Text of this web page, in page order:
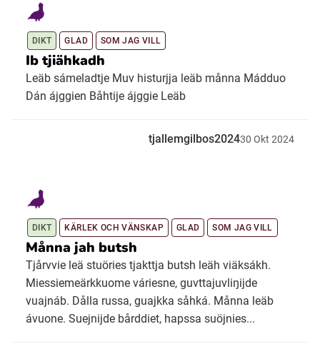
DIKT GLAD SOM JAG VILL
Ib tjiähkadh
Leäb sámeladtje Muv histurjja leäb månna Mádduo
Dán ájggien Båhtije ájggie Leäb
tjallemgilbos202430 Okt 2024
DIKT KÄRLEK OCH VÄNSKAP GLAD SOM JAG VILL
Månna jah butsh
Tjårvvie leä stuöries tjakttja butsh leäh viäksákh.
Miessiemeärkkuome váriesne, guvttajuvliŋijde
vuajnáb. Dålla russa, guajkka såhká. Månna leäb
ávuone. Suejnijde bårddiet, hapssa suöjnies...